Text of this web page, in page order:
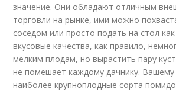
значение. Они обладают отличным
торговли на рынке, ими можно
соседом или просто подать на стол
вкусовые качества, как правило,
мелким плодам, но вырастить пару
не помешает каждому дачнику.
наиболее крупноплодные сорта